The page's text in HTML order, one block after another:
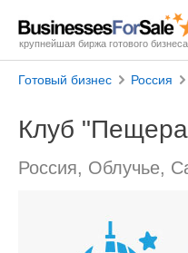
крупнейшая биржа готового бизнеса
Готовый бизнес Россия
Клуб
Россия, Облучье,